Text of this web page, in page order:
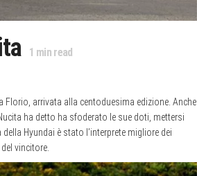
1 min read
arrivata alla centoduesima edizione. Anche
ha detto ha sfoderato le sue doti, mettersi
Hyundai è stato l’interprete migliore dei
vincitore.